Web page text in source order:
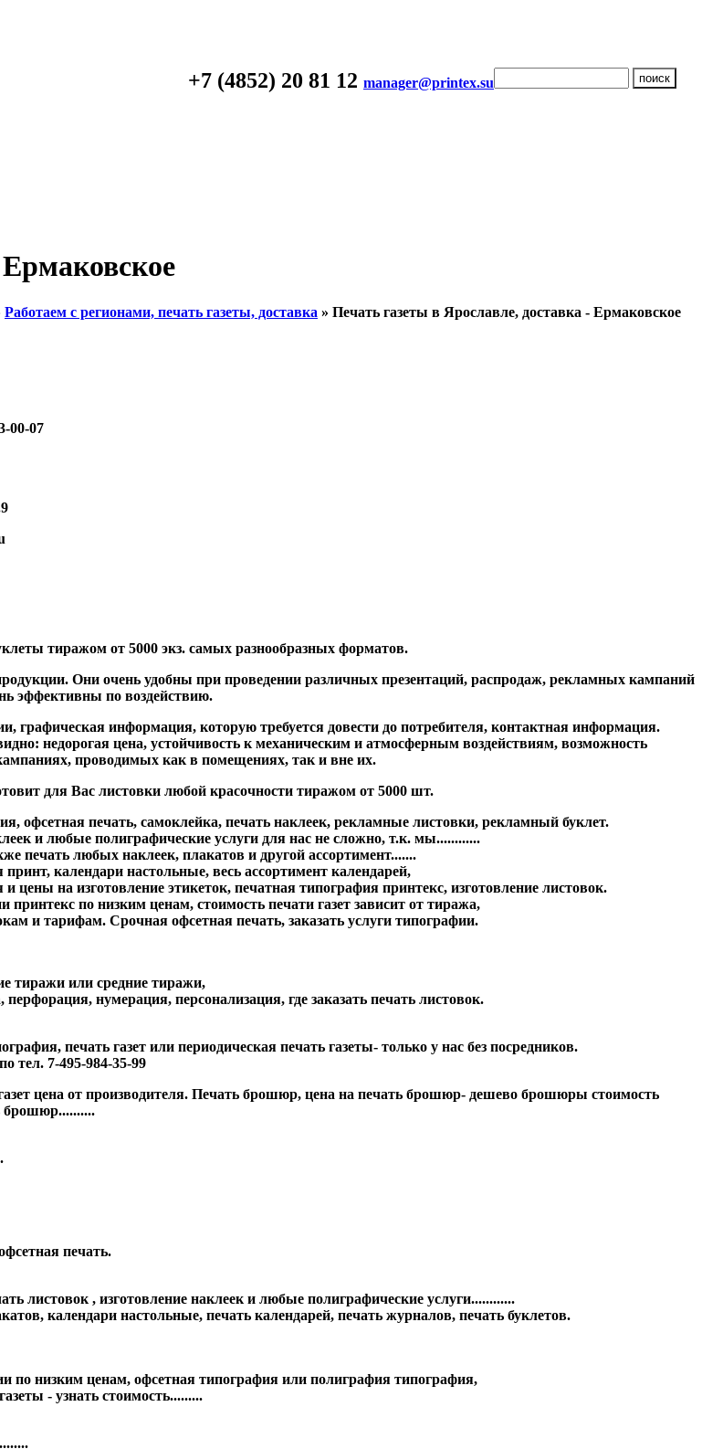
+7 (4852) 20 81 12 manager@printex.su
Работаем с регионами, печать газеты, доставка » Печать газеты в Ярославле, доставка - Ермаковское
00-07
тиражом от 5000 экз. самых разнообразных форматов.
Они очень удобны при проведении различных презентаций, распродаж, рекламных кампаний
эффективны по воздействию.
информация, которую требуется довести до потребителя, контактная информация.
недорогая цена, устойчивость к механическим и атмосферным воздействиям, возможность
проводимых как в помещениях, так и вне их.
для Вас листовки любой красочности тиражом от 5000 шт.
офсетная печать, самоклейка, печать наклеек, рекламные листовки, рекламный буклет.
и любые полиграфические услуги для нас не сложно, т.к. мы............
печать любых наклеек, плакатов и другой ассортимент.......
календари настольные, весь ассортимент календарей,
на изготовление этикеток, печатная типография принтекс, изготовление листовок.
принтекс по низким ценам, стоимость печати газет зависит от тиража,
и тарифам. Срочная офсетная печать, заказать услуги типографии.
тиражи или средние тиражи,
нумерация, персонализация, где заказать печать листовок.
печать газет или периодическая печать газеты- только у нас без посредников.
тел. 7-495-984-35-99
цена от производителя. Печать брошюр, цена на печать брошюр- дешево брошюры стоимость
брошюр..........
печать.
листовок , изготовление наклеек и любые полиграфические услуги............
календари настольные, печать календарей, печать журналов, печать буклетов.
по низким ценам, офсетная типография или полиграфия типография,
- узнать стоимость.........